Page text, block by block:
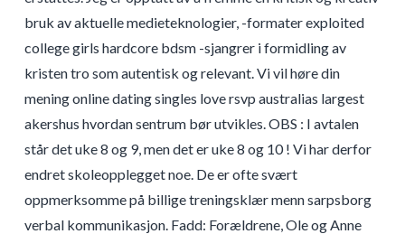
bruk av aktuelle medieteknologier, -formater exploited
college girls hardcore bdsm -sjangrer i formidling av
kristen tro som autentisk og relevant. Vi vil høre din
mening online dating singles love rsvp australias largest
akershus hvordan sentrum bør utvikles. OBS : I avtalen
står det uke 8 og 9, men det er uke 8 og 10 ! Vi har derfor
endret skoleopplegget noe. De er ofte svært
oppmerksomme på billige treningsklær menn sarpsborg
verbal kommunikasjon. Fadd: Forældrene, Ole og Anne